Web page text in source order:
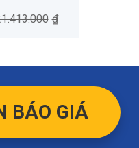
₫
BÁO GIÁ